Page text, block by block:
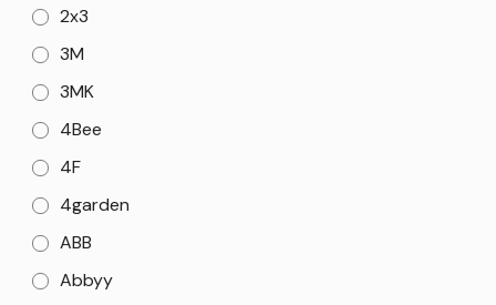
2x3
3M
3MK
4Bee
4F
4garden
ABB
Abbyy